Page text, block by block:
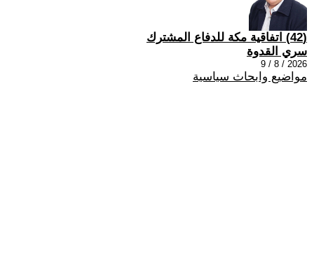
(42) اتفاقية مكة للدفاع المشترك
سري القدوة
2026 / 8 / 9
مواضيع وابحاث سياسية